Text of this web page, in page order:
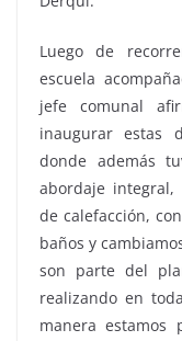
Luego de
escuela
jefe comunal
inaugurar estas
donde además
abordaje
de calefacción,
baños y
son parte del
realizando en
manera